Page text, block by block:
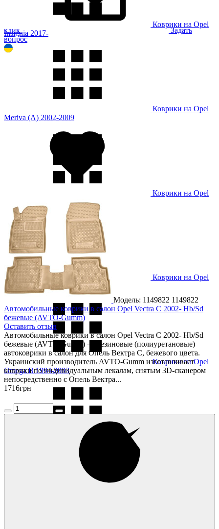
Коврики на Opel
Insignia 2017-
Коврики на Opel
Meriva (A) 2002-2009
Коврики на Opel
Коврики на Opel
Mokka 2 2021-
Коврики на Opel
Omega B 1994-2003
клик
Задать
вопрос
Модель: 1149822 1149822
Автомобильные коврики в салон Opel Vectra C 2002- Hb/Sd
бежевые (AVTO-Gumm)
Оставить отзыв
Автомобильные коврики в салон Opel Vectra C 2002- Hb/Sd
бежевые (AVTO-Gumm) — резиновые (полиуретановые)
автоковрики в салон для Опель Вектра С, бежевого цвета.
Украинский производитель AVTO-Gumm изготавливает
коврики по индивидуальным лекалам, снятым 3D-сканером
непосредственно с Опель Вектра...
1716грн